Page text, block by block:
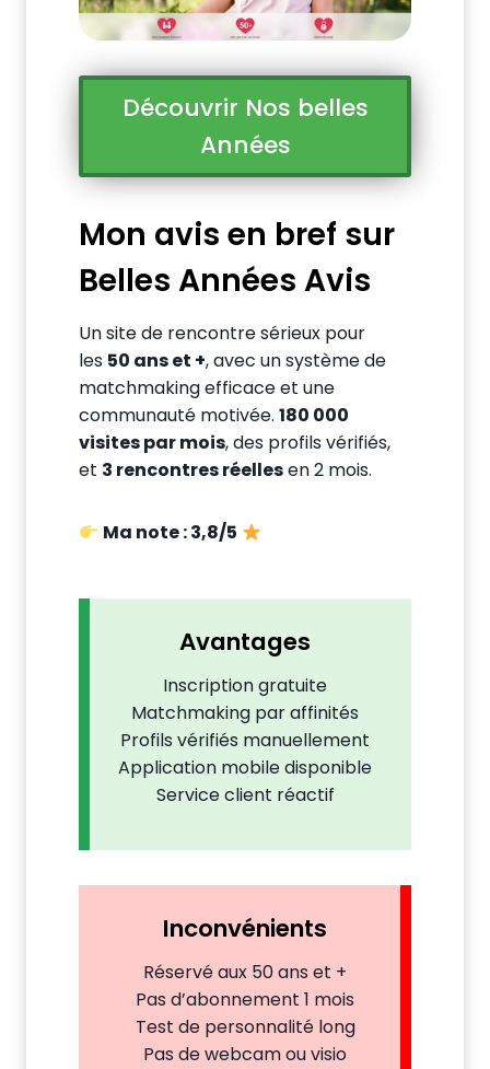
Découvrir Nos belles
Années
Mon avis en bref sur
Belles Années Avis
Un site de rencontre sérieux pour
les 50 ans et +, avec un système de
matchmaking efficace et une
communauté motivée. 180 000
visites par mois, des profils vérifiés,
et 3 rencontres réellesen 2 mois.
Ma note : 3,8/5
Avantages
Inscription gratuite
Matchmaking par affinités
Profils vérifiés manuellement
Application mobile disponible
Service client réactif
Inconvénients
Réservé aux 50 ans et +
Pas d’abonnement 1 mois
Test de personnalité long
Pas de webcam ou visio